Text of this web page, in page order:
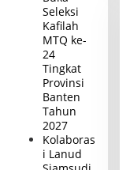
Seleksi
Kafilah
MTQ ke-
24
Tingkat
Provinsi
Banten
Tahun
2027
Kolaboras
i Lanud